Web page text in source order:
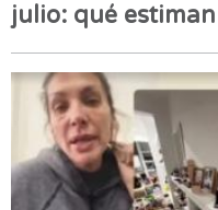
julio: qué